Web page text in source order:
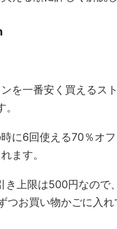
を一番安く買えるス
に6回使える70％オ
ます。
き上限は500円なので
つお買い物かごに入